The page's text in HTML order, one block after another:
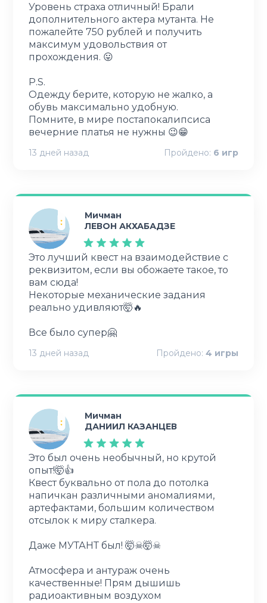
Уровень страха отличный! Брали
дополнительного актера мутанта. Не
пожалейте 750 рублей и получить
максимум удовольствия от
прохождения. 😛
P.S.
Одежду берите, которую не жалко, а
обувь максимально удобную.
Помните, в мире постапокалипсиса
вечерние платья не нужны 😉😁
13 дней назад Пройдено: 6 игр
Мичман
ЛЕВОН АКХАБАДЗЕ
Это лучший квест на взаимодействие с
реквизитом, если вы обожаете такое, то
вам сюда!
Некоторые механические задания
реально удивляют🤯🔥
Все было супер🤗
13 дней назад Пройдено: 4 игры
Мичман
ДАНИИЛ КАЗАНЦЕВ
Это был очень необычный, но крутой
опыт!🤯👍
Квест буквально от пола до потолка
напичкан различными аномалиями,
артефактами, большим количеством
отсылок к миру сталкера.
Даже МУТАНТ был! 🤯☠🤯☠
Атмосфера и антураж очень
качественные! Прям дышишь
радиоактивным воздухом